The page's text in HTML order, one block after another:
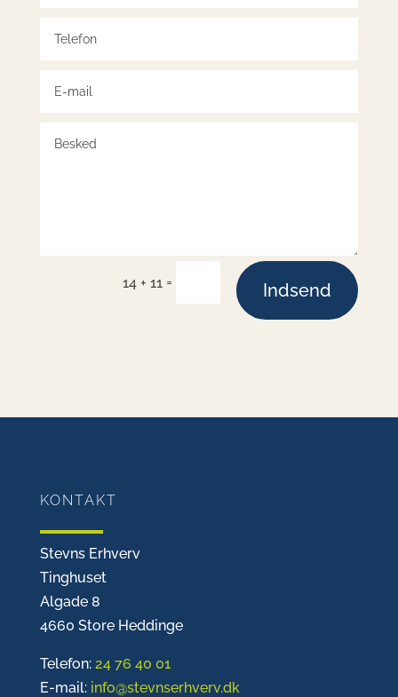
14 + 11 = Indsend
KONTAKT
Stevns Erhverv
Tinghuset
Algade 8
4660 Store Heddinge
Telefon: 24 76 40 01
E-mail: info@stevnserhverv.dk